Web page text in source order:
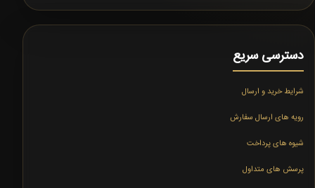
دسترسی سریع
شرایط خرید و ارسال
رویه های ارسال سفارش
شیوه های پرداخت
پرسش های متداول